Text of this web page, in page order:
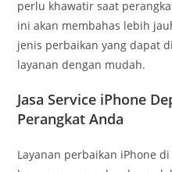
perlu khawatir saat
ini akan membahas lebih
jenis perbaikan yang dapat
layanan dengan mudah.
Jasa Service iPhone
Perangkat Anda
Layanan perbaikan iPhone